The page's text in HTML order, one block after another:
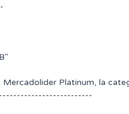
Mercadolider Platinum, la